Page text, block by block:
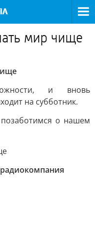
мир чище
и вновь
на субботник.
о нашем